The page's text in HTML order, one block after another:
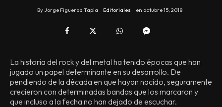
By Jorge Figueroa Tapia Editoriales en octubre 15, 2018
La historia del rock y del metal ha tenido épocas que han
jugado un papel determinante en su desarrollo. De
pendiendo de la década en que hayan nacido, seguramente
crecieron con determinadas bandas que los marcaron y
que incluso a la fecha no han dejado de escuchar.